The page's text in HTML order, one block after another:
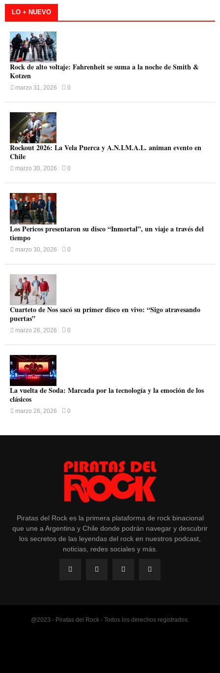
LO + NUEVO
Rock de alto voltaje: Fahrenheit se suma a la noche de Smith &
Kotzen
marzo 31, 2026 0
Rockout 2026: La Vela Puerca y A.N.I.M.A.L. animan evento en
Chile
marzo 30, 2026 0
Los Pericos presentaron su disco “Inmortal”, un viaje a través del
tiempo
marzo 30, 2026 0
Cuarteto de Nos sacó su primer disco en vivo: “Sigo atravesando
puertas”
marzo 26, 2026 0
La vuelta de Soda: Marcada por la tecnología y la emoción de los
clásicos
marzo 26, 2026 0
Piratas del Rock es la primera plataforma de rock binacional
que une a Argentina y Chile donde podrán navegar y descubrir
los secretos de las leyendas del rock en nuestros podcast,
noticias, redes sociales y más.
@2023 - Piratas del Rock - Todos los derechos registrados.